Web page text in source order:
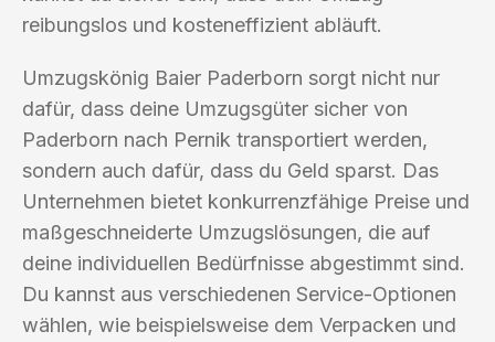
reibungslos und kosteneffizient abläuft.
Umzugskönig Baier Paderborn sorgt nicht nur
dafür, dass deine Umzugsgüter sicher von
Paderborn nach Pernik transportiert werden,
sondern auch dafür, dass du Geld sparst. Das
Unternehmen bietet konkurrenzfähige Preise und
maßgeschneiderte Umzugslösungen, die auf
deine individuellen Bedürfnisse abgestimmt sind.
Du kannst aus verschiedenen Service-Optionen
wählen, wie beispielsweise dem Verpacken und